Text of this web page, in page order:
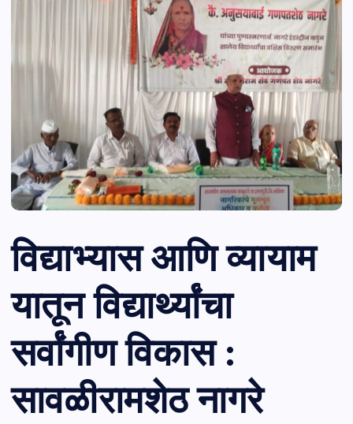
विद्याभ्यास आणि व्यायाम
यातून विद्यार्थ्यांचा
सर्वांगीण विकास :
सावळीरामशेठ नागरे